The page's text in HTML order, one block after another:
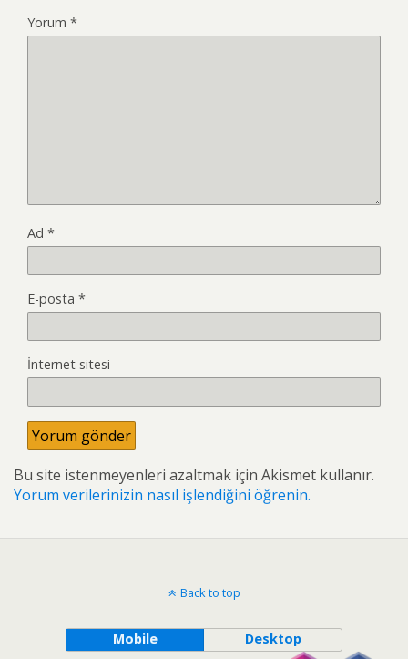
Yorum *
Ad *
E-posta *
İnternet sitesi
Bu site istenmeyenleri azaltmak için Akismet kullanır.
Yorum verilerinizin nasıl işlendiğini öğrenin.
Back to top
Mobile Desktop